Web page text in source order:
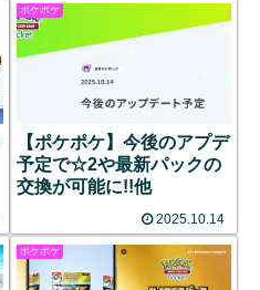
ポケポケ
【ポケポケ】今後のアプデ
予定で☆2や最新パックの
交換が可能に!!他
2025.10.14
ポケポケ